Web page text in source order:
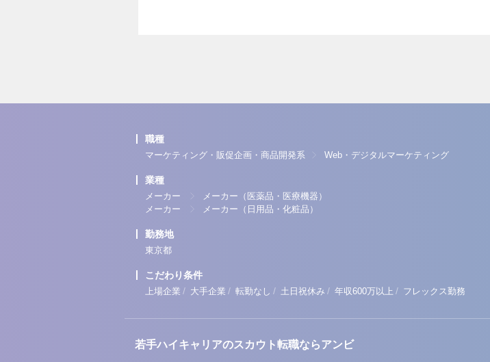
職種
マーケティング・販促企画・商品開発系 Web・デジタルマーケティング
業種
メーカー
メーカー（医薬品・医療機器）
メーカー
メーカー（日用品・化粧品）
勤務地
東京都
こだわり条件
上場企業 / 大手企業 / 転勤なし / 土日祝休み / 年収600万以上 / フレックス勤務
若手ハイキャリアのスカウト転職ならアンビ